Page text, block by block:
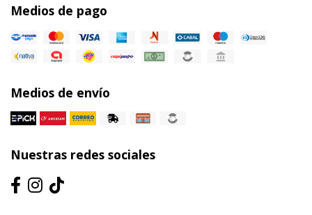
Medios de pago
Medios de envío
Nuestras redes sociales